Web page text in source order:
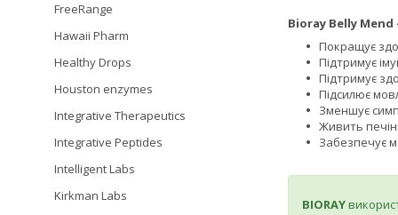
Bioray Belly Mend
Покращує
Підтримує
Підтримує
Підсилює
Зменшує
Живить
Забезпечує
BIORAY
FreeRange
Hawaii Pharm
Healthy Drops
Houston enzymes
Integrative Therapeutics
Integrative Peptides
Intelligent Labs
Kirkman Labs